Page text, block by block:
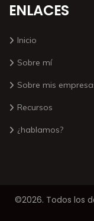
ENLACES
Inicio
Sobre mí
Sobre mis
Recursos
¿hablamos?
©2026. Todos los